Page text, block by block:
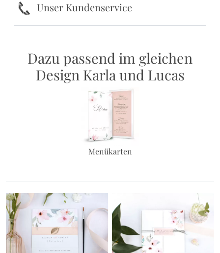
k Unser Kundenservice
Dazu passend im gleichen
Design Karla und Lucas
Menükarten